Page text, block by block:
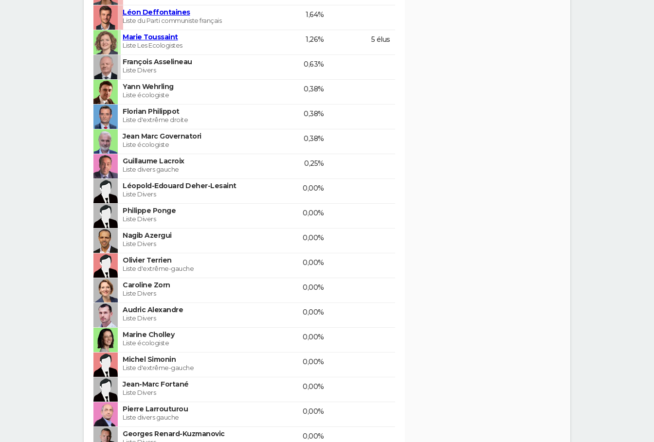
Léon Deffontaines
Liste du Parti communiste français
1,64%
Marie Toussaint
Liste Les Ecologistes
1,26% 5 élus
François Asselineau
Liste Divers
0,63%
Yann Wehrling
Liste écologiste
0,38%
Florian Philippot
Liste d'extrême droite
0,38%
Jean Marc Governatori
Liste écologiste
0,38%
Guillaume Lacroix
Liste divers gauche
0,25%
Léopold-Edouard Deher-Lesaint
Liste Divers
0,00%
Philippe Ponge
Liste Divers
0,00%
Nagib Azergui
Liste Divers
0,00%
Olivier Terrien
Liste d'extrême-gauche
0,00%
Caroline Zorn
Liste Divers
0,00%
Audric Alexandre
Liste Divers
0,00%
Marine Cholley
Liste écologiste
0,00%
Michel Simonin
Liste d'extrême-gauche
0,00%
Jean-Marc Fortané
Liste Divers
0,00%
Pierre Larrouturou
Liste divers gauche
0,00%
Georges Renard-Kuzmanovic 0,00%